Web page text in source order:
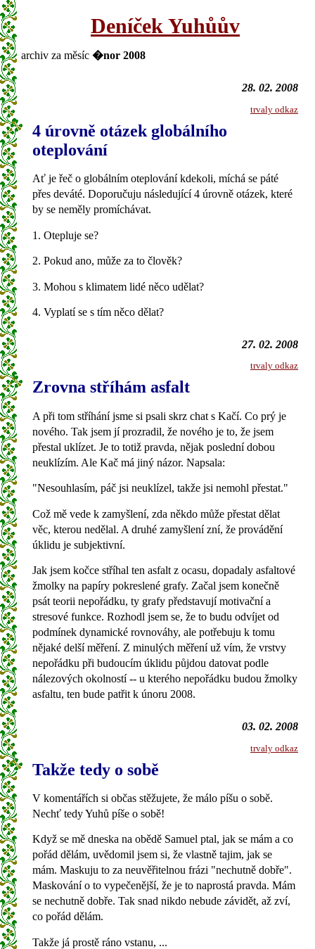
Deníček Yuhůův
archiv za měsíc �nor 2008
28. 02. 2008
trvaly odkaz
4 úrovně otázek globálního
oteplování
Ať je řeč o globálním oteplování kdekoli, míchá se páté
přes deváté. Doporučuju následující 4 úrovně otázek, které
by se neměly promíchávat.
1. Otepluje se?
2. Pokud ano, může za to člověk?
3. Mohou s klimatem lidé něco udělat?
4. Vyplatí se s tím něco dělat?
27. 02. 2008
trvaly odkaz
Zrovna stříhám asfalt
A při tom stříhání jsme si psali skrz chat s Kačí. Co prý je
nového. Tak jsem jí prozradil, že nového je to, že jsem
přestal uklízet. Je to totiž pravda, nějak poslední dobou
neuklízím. Ale Kač má jiný názor. Napsala:
"Nesouhlasím, páč jsi neuklízel, takže jsi nemohl přestat."
Což mě vede k zamyšlení, zda někdo může přestat dělat
věc, kterou nedělal. A druhé zamyšlení zní, že provádění
úklidu je subjektivní.
Jak jsem kočce stříhal ten asfalt z ocasu, dopadaly asfaltové
žmolky na papíry pokreslené grafy. Začal jsem konečně
psát teorii nepořádku, ty grafy představují motivační a
stresové funkce. Rozhodl jsem se, že to budu odvíjet od
podmínek dynamické rovnováhy, ale potřebuju k tomu
nějaké delší měření. Z minulých měření už vím, že vrstvy
nepořádku při budoucím úklidu půjdou datovat podle
nálezových okolností -- u kterého nepořádku budou žmolky
asfaltu, ten bude patřit k únoru 2008.
03. 02. 2008
trvaly odkaz
Takže tedy o sobě
V komentářích si občas stěžujete, že málo píšu o sobě.
Nechť tedy Yuhů píše o sobě!
Když se mě dneska na obědě Samuel ptal, jak se mám a co
pořád dělám, uvědomil jsem si, že vlastně tajim, jak se
mám. Maskuju to za neuvěřitelnou frázi "nechutně dobře".
Maskování o to vypečenější, že je to naprostá pravda. Mám
se nechutně dobře. Tak snad nikdo nebude závidět, až zví,
co pořád dělám.
Takže já prostě ráno vstanu, ...